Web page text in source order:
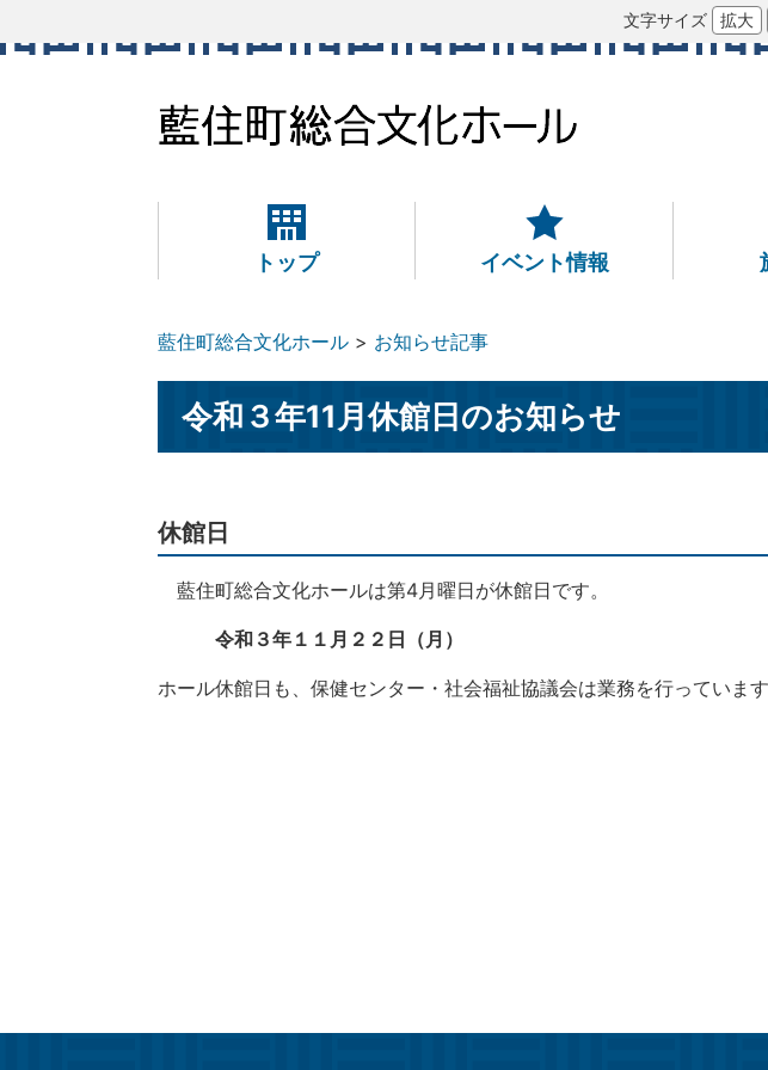
文
文字サイズ 拡大
トップ イベント情報
藍住町総合文化ホール お知らせ記事
令和３年11月休館日のお知らせ
休館日
藍住町総合文化ホールは第4月曜日が休館日です。
令和３年１１月２２日（月）
ホール休館日も、保健センター・社会福祉協議会は業務を行っています